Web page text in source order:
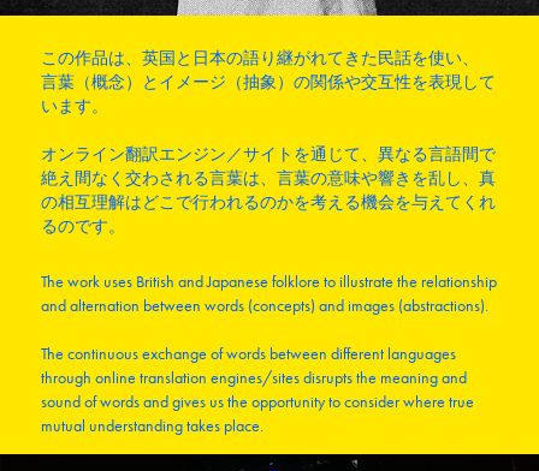
この作品は、英国と日本の語り継がれてきた民話を使い、
言葉（概念）とイメージ（抽象）の関係や交互性を表現して
います。
オンライン翻訳エンジン／サイトを通じて、異なる言語間で
絶え間なく交わされる言葉は、言葉の意味や響きを乱し、真
の相互理解はどこで行われるのかを考える機会を与えてくれ
るのです。
The work uses British and Japanese folklore to illustrate the relationship
and alternation between words (concepts) and images (abstractions).​​​​​​​
The continuous exchange of words between different languages
through online translation engines/sites disrupts the meaning and
sound of words and gives us the opportunity to consider where true
mutual understanding takes place.